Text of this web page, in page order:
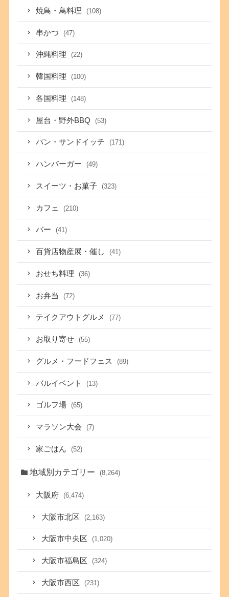
焼鳥・鳥料理 (108)
串かつ (47)
沖縄料理 (22)
韓国料理 (100)
各国料理 (148)
屋台・野外BBQ (53)
パン・サンドイッチ (171)
ハンバーガー (49)
スイーツ・お菓子 (323)
カフェ (210)
バー (41)
百貨店物産展・催し (41)
おせち料理 (36)
お弁当 (72)
テイクアウトグルメ (77)
お取り寄せ (55)
グルメ・フードフェス (89)
バルイベント (13)
ゴルフ場 (65)
マラソン大会 (7)
家ごはん (52)
地域別カテゴリー (8,264)
大阪府 (6,474)
大阪市北区 (2,163)
大阪市中央区 (1,020)
大阪市福島区 (324)
大阪市西区 (231)